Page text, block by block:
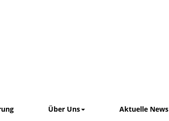
Über Uns Aktuelle News